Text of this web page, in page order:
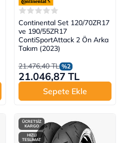
Continental Set 120/70ZR17
ve 190/55ZR17
ContiSportAttack 2 Ön Arka
Takım (2023)
21.476,40 TL %2
21.046,87 TL
Sepete Ekle
ÜCRETSİZ
KARGO
HIZLI
TESLİMAT